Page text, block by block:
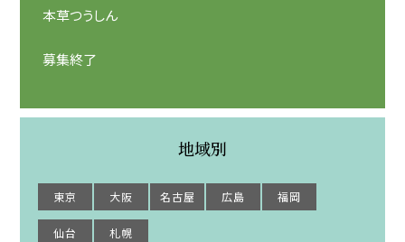
本草つうしん
募集終了
地域別
東京 大阪 名古屋 広島 福岡
仙台 札幌